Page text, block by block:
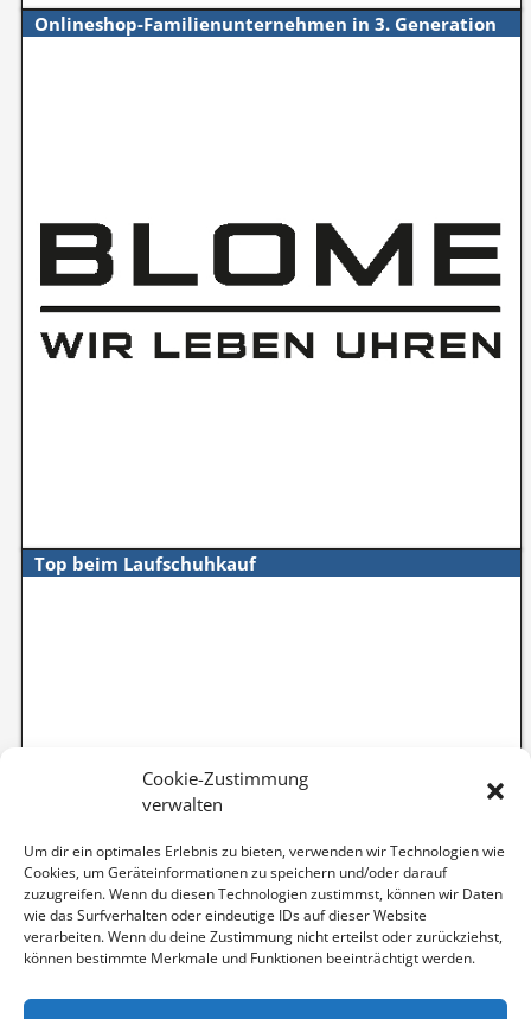
Cookie-Zustimmung
verwalten
Um dir ein optimales Erlebnis zu bieten, verwenden wir Technologien wie
Cookies, um Geräteinformationen zu speichern und/oder darauf
zuzugreifen. Wenn du diesen Technologien zustimmst, können wir Daten
wie das Surfverhalten oder eindeutige IDs auf dieser Website
verarbeiten. Wenn du deine Zustimmung nicht erteilst oder zurückziehst,
können bestimmte Merkmale und Funktionen beeinträchtigt werden.
Onlineshop-Familienunternehmen in 3. Generation
Top beim Laufschuhkauf